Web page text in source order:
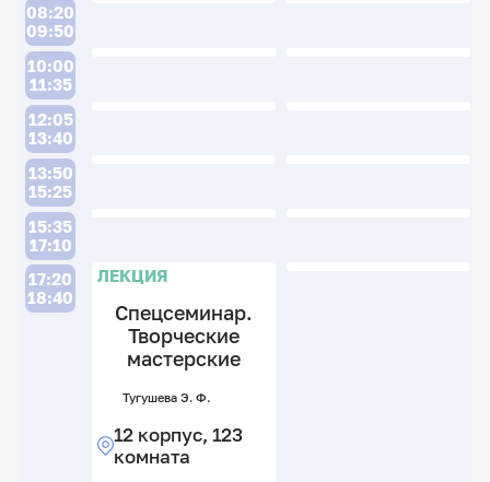
08:20
09:50
10:00
11:35
12:05
13:40
13:50
15:25
15:35
17:10
17:20
18:40
ЛЕКЦИЯ
Спецсеминар.
Творческие
мастерские
Тугушева Э. Ф.
12 корпус, 123
комната